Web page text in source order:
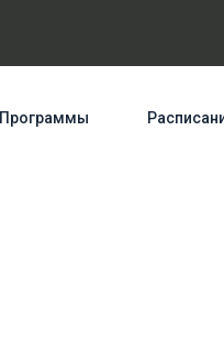
Программы